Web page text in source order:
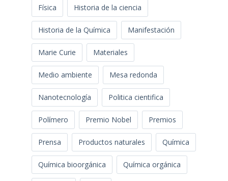
Física Historia de la ciencia
Historia de la Química Manifestación
Marie Curie Materiales
Medio ambiente Mesa redonda
Nanotecnología Politica cientifica
Polímero Premio Nobel Premios
Prensa Productos naturales Química
Química bioorgánica Química orgánica